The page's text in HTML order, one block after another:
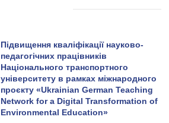
Підвищення кваліфікації науково-
педагогічних працівників
Національного транспортного
університету в рамках міжнародного
проєкту «Ukrainian German Teaching
Network for a Digital Transformation of
Environmental Education»